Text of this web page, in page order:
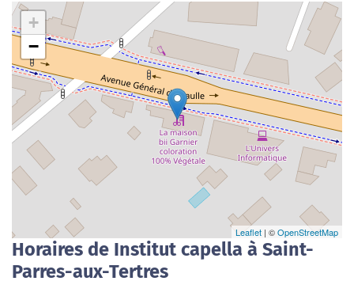
+
−
Leaflet | ©OpenStreetMap
Horaires de Institut capella à Saint-
Parres-aux-Tertres